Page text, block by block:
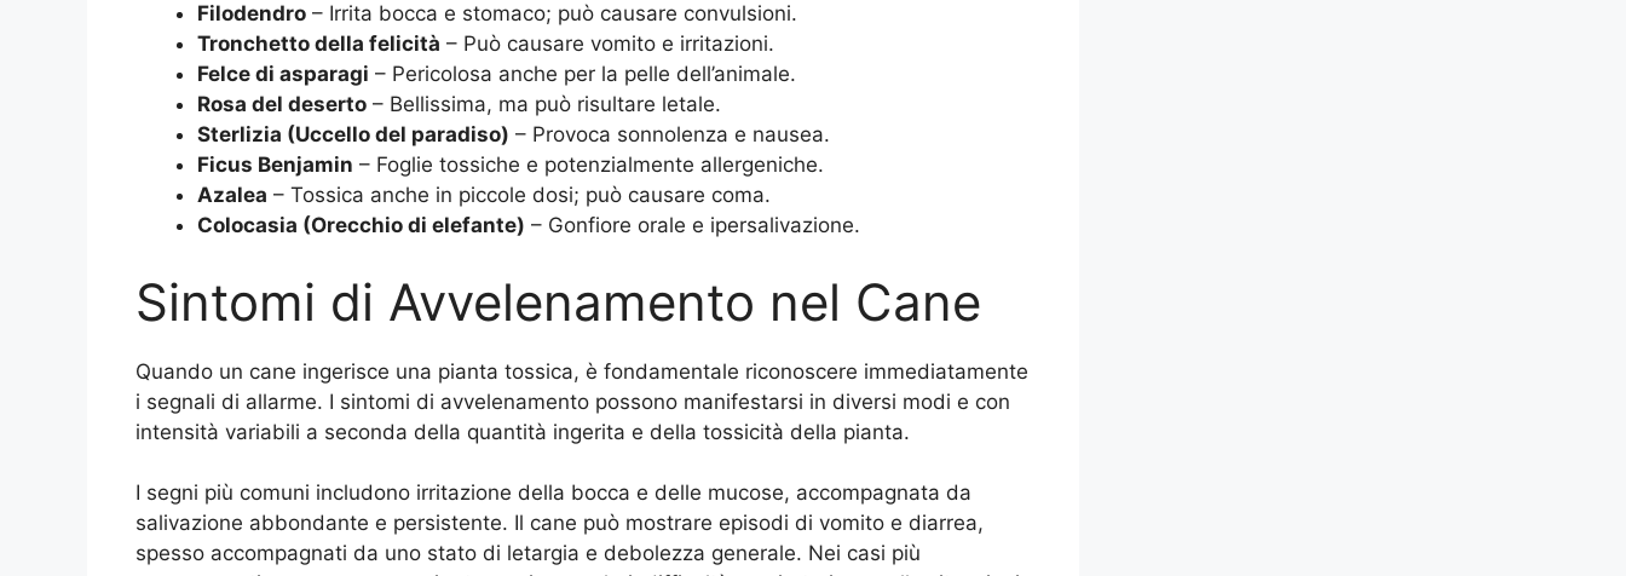
Filodendro – Irrita bocca e stomaco; può causare convulsioni.
Tronchetto della felicità – Può causare vomito e irritazioni.
Felce di asparagi – Pericolosa anche per la pelle dell’animale.
Rosa del deserto – Bellissima, ma può risultare letale.
Sterlizia (Uccello del paradiso) – Provoca sonnolenza e nausea.
Ficus Benjamin – Foglie tossiche e potenzialmente allergeniche.
Azalea – Tossica anche in piccole dosi; può causare coma.
Colocasia (Orecchio di elefante) – Gonfiore orale e ipersalivazione.
Sintomi di Avvelenamento nel Cane
Quando un cane ingerisce una pianta tossica, è fondamentale riconoscere immediatamente
i segnali di allarme. I sintomi di avvelenamento possono manifestarsi in diversi modi e con
intensità variabili a seconda della quantità ingerita e della tossicità della pianta.
I segni più comuni includono irritazione della bocca e delle mucose, accompagnata da
salivazione abbondante e persistente. Il cane può mostrare episodi di vomito e diarrea,
spesso accompagnati da uno stato di letargia e debolezza generale. Nei casi più